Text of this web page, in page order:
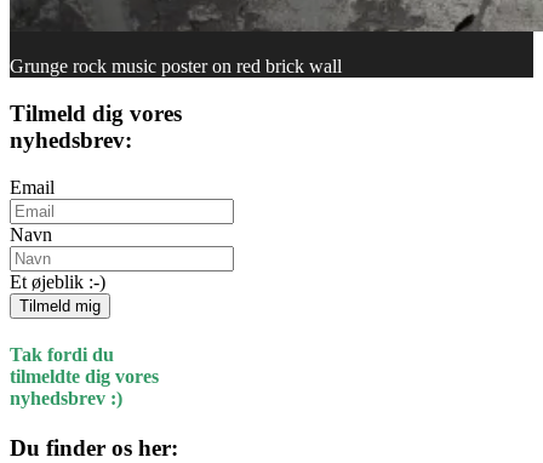
Grunge rock music poster on red brick wall
Tilmeld dig vores
nyhedsbrev:
Email
Navn
Et øjeblik :-)
Tilmeld mig
Tak fordi du
tilmeldte dig vores
nyhedsbrev :)
Du finder os her: